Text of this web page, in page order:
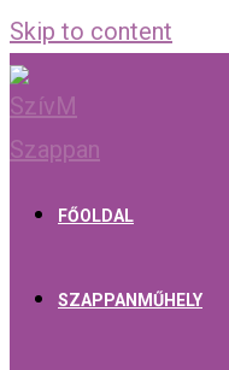
Skip to content
FŐOLDAL
SZAPPANMŰHELY